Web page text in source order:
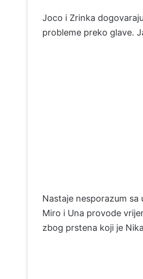
Joco i Zrinka
probleme preko glave.
Nastaje nesporazum
Miro i Una provode
zbog prstena koji je